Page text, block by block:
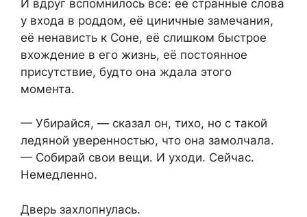
И вдруг вспомнилось всё: её странные слова
у входа в роддом, её циничные замечания,
её ненависть к Соне, её слишком быстрое
вхождение в его жизнь, её постоянное
присутствие, будто она ждала этого
момента.
— Убирайся, — сказал он, тихо, но с такой
ледяной уверенностью, что она замолчала.
— Собирай свои вещи. И уходи. Сейчас.
Немедленно.
Дверь захлопнулась.